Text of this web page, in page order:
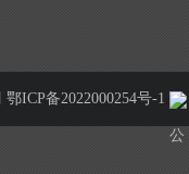
鄂ICP备2022000254号-1